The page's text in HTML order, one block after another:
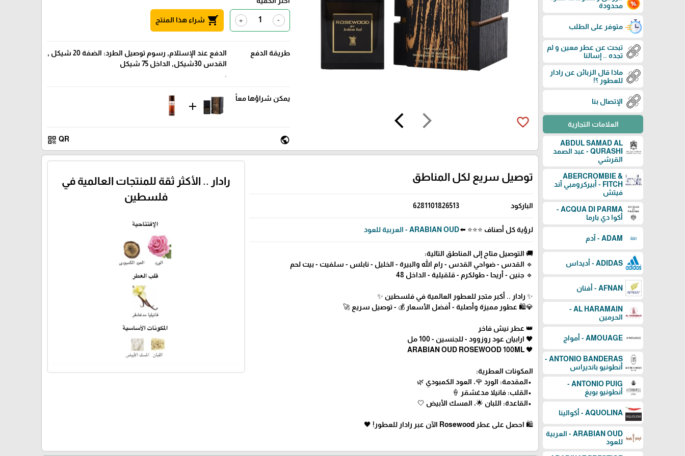
محدودة
متوفر على الطلب
تبحث عن عطر معين و لم
تجده .. إسالنا
ماذا قال الزبائن عن رادار
للعطور ؟!
الإتصال بنا
العلامات التجارية
ABDUL SAMAD AL
QURASHI - عبد الصمد
القرشي
ABERCROMBIE &
FITCH - أبيركرومبي آند
فيتش
ACQUA DI PARMA -
أكوا دي بارما
ADAM - آدم
ADIDAS - أديداس
AFNAN - أفنان
AL HARAMAIN -
الحرمين
AMOUAGE - أمواج
ANTONIO BANDERAS -
أنطونيو بانديراس
ANTONIO PUIG -
أنطونيو بويغ
AQUOLINA - أكوالينا
ARABIAN OUD - العربية
للعود
arrow_forward_ios
arrow_back_ios favorite_border
-
+
shopping_cart شراء هذا المنتج
طريقة الدفع
الدفع عند الإستلام, رسوم توصيل الطرد: الضفة 20 شيكل ,
القدس 30شيكل, الداخل 75 شيكل
.
يمكن شراؤها معاً
add
public
QR
qr_code
توصيل سريع لكل المناطق
الباركود 6281101826513
لرؤية كل أصناف ⭐⭐⭐ ⬅️ARABIAN OUD - العربية للعود
🚚 التوصيل متاح إلى المناطق التالية:
🔹 القدس - ضواحي القدس - رام الله والبيرة - الخليل - نابلس - سلفيت - بيت لحم
🔹 جنين - أريحا - طولكرم - قلقيلية - الداخل 48
✨ رادار .. أكبر متجر للعطور العالمية في فلسطين ✨
💎🛍️ عطور مميزة وأصلية - أفضل الأسعار 💰 - توصيل سريع 🚀
👑 عطر نيش فاخر
🖤 ارابيان عود روزوود - للجنسين - 100 مل
🖤 ARABIAN OUD ROSEWOOD 100ML
المكونات العطرية:
•المقدمة: الورد 🌹، العود الكمبودي 🌿
•القلب: فانيلا مدغشقر 🍦
•القاعدة: اللبان 🌟، المسك الأبيض 🤍
🛍 احصل على عطر Rosewood الآن عبر رادار للعطور! 🖤
رادار .. الأكثر ثقة للمنتجات العالمية في
فلسطين